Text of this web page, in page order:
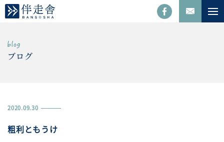
ブログ
2020.09.30
粗利ともうけ